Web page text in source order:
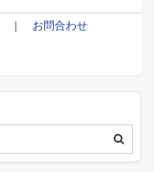
お問合わせ